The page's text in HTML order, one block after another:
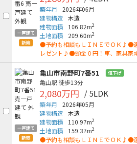
一戸建て
新築
築年月
2026年06月
建物構造 木造
建物面積
106.82m2
土地面積 209.60m2
●予約も相談もＬＩＮＥでＯＫ♪●
レゼント♪●頭金０円！車、家具家
一戸建て
新築
亀山市南野町7番51 値下げ
亀山駅 徒歩13分
2,080万円 / 5LDK
築年月
2026年05月
建物構造 木造
建物面積
110.97m2
土地面積 159.37m2
●予約も相談もＬＩＮＥでＯＫ♪●